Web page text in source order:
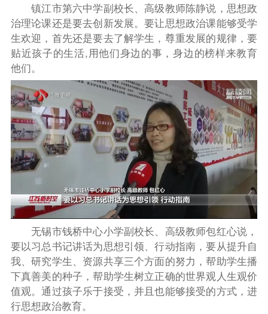
镇江市第六中学副校长、高级教师陈静说，思想政
治理论课还是要去创新发展。要让思想政治课能够受学
生欢迎，首先还是要去了解学生，尊重发展的规律，要
贴近孩子的生活,用他们身边的事，身边的榜样来教育
他们。
无锡市钱桥中心小学副校长、高级教师包红心说，
要以习总书记讲话为思想引领、行动指南，要从提升自
我、研究学生、资源共享三个方面的努力，帮助学生播
下真善美的种子，帮助学生树立正确的世界观人生观价
值观。通过孩子乐于接受，并且也能够接受的方式，进
行思想政治教育。